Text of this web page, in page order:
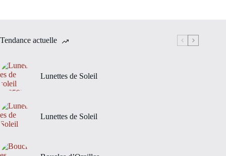
Tendance actuelle
Lunettes de Soleil
Lunettes de Soleil